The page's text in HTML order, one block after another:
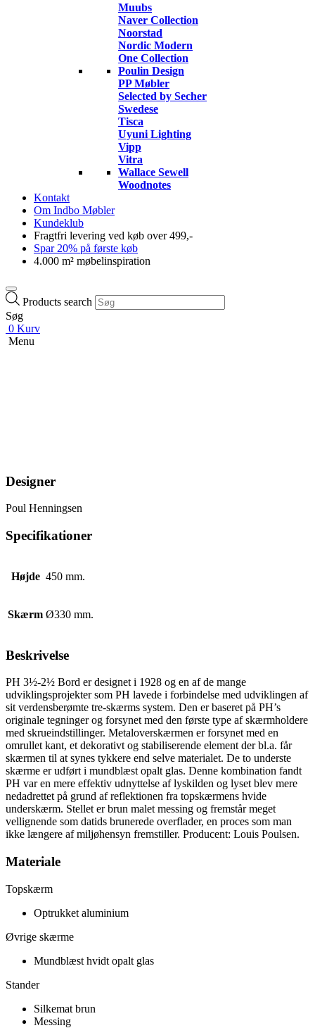
Muubs
Naver Collection
Noorstad
Nordic Modern
One Collection
Poulin Design
PP Møbler
Selected by Secher
Swedese
Tisca
Uyuni Lighting
Vipp
Vitra
Wallace Sewell
Woodnotes
Kontakt
Om Indbo Møbler
Kundeklub
Fragtfri levering ved køb over 499,-
Spar 20% på første køb
4.000 m² møbelinspiration
Products search
Søg
0 Kurv
Menu
Designer
Poul Henningsen
Specifikationer
Højde 450 mm.
Skærm Ø330 mm.
Beskrivelse
PH 3½-2½ Bord er designet i 1928 og en af de mange
udviklingsprojekter som PH lavede i forbindelse med udviklingen af
sit verdensberømte tre-skærms system. Den er baseret på PH’s
originale tegninger og forsynet med den første type af skærmholdere
med skrueindstillinger. Metaloverskærmen er forsynet med en
omrullet kant, et dekorativt og stabiliserende element der bl.a. får
skærmen til at synes tykkere end selve materialet. De to underste
skærme er udført i mundblæst opalt glas. Denne kombination fandt
PH var en mere effektiv udnyttelse af lyskilden og lyset blev mere
nedadrettet på grund af reflektionen fra topskærmens hvide
underskærm. Stellet er brun malet messing og fremstår meget
vellignende som datids brunerede overflader, en proces som man
ikke længere af miljøhensyn fremstiller. Producent: Louis Poulsen.
Materiale
Topskærm
Optrukket aluminium
Øvrige skærme
Mundblæst hvidt opalt glas
Stander
Silkemat brun
Messing